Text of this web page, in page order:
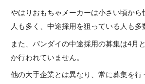
やはりおもちゃメーカーは小さい頃から
人も多く、中途採用を狙っている人も多
また、バンダイの中途採用の募集は4月
か行われていません。
他の大手企業とは異なり、常に募集を行